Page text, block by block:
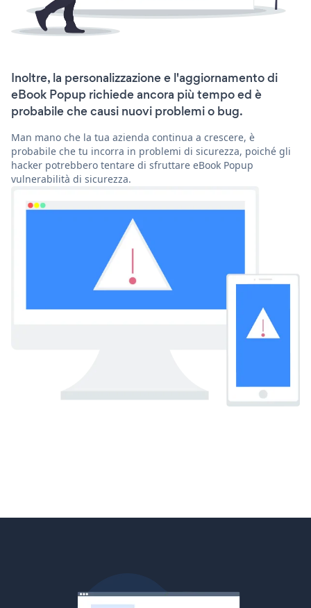
Inoltre, la personalizzazione e l'aggiornamento di
eBook Popup richiede ancora più tempo ed è
probabile che causi nuovi problemi o bug.
Man mano che la tua azienda continua a crescere, è
probabile che tu incorra in problemi di sicurezza, poiché gli
hacker potrebbero tentare di sfruttare eBook Popup
vulnerabilità di sicurezza.